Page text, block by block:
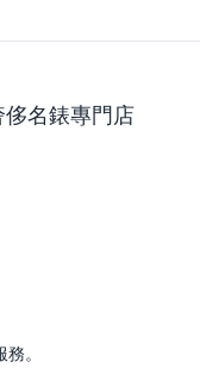
名錶專門店
。